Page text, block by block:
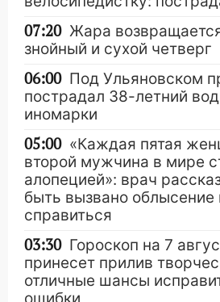
07:20 Жара
знойный и сухой четверг
06:00 Под Ульяновском
пострадал 38-летний
иномарки
05:00 «Каждая пятая
второй мужчина в мире
алопецией»: врач
быть вызвано облысение
справиться
03:30 Гороскоп на 7
принесет прилив
отличные шансы